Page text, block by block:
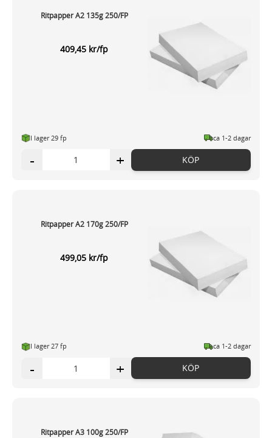
Ritpapper A2 135g 250/FP
409,45 kr/fp
I lager 29 fp ca 1-2 dagar
- + KÖP
Ritpapper A2 170g 250/FP
499,05 kr/fp
I lager 27 fp ca 1-2 dagar
- + KÖP
Ritpapper A3 100g 250/FP